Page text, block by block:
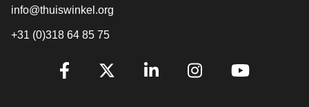
info@thuiswinkel.org
+31 (0)318 64 85 75
[_General:SocialMediaTitle]